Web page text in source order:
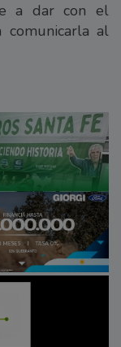
a dar con el
comunicarla al